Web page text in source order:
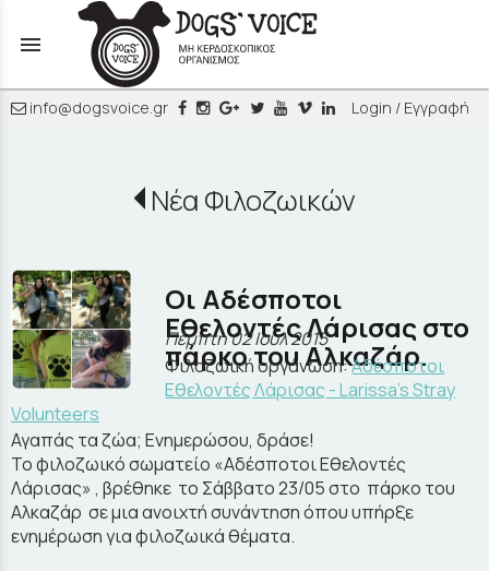
menu
info@dogsvoice.gr Login / Εγγραφή
Νέα Φιλοζωικών
Οι Αδέσποτοι
Εθελοντές Λάρισας στο
πάρκο του Αλκαζάρ.
Πέμπτη 02 Ιουλ 2015
Φιλοζωική οργάνωση:Αδέσποτοι
Εθελοντές Λάρισας - Larissa's Stray
Volunteers
Αγαπάς τα ζώα; Ενημερώσου, δράσε!
Το φιλοζωικό σωματείο «Αδέσποτοι Εθελοντές
Λάρισας» , βρέθηκε το Σάββατο 23/05 στο πάρκο του
Αλκαζάρ σε μια ανοιχτή συνάντηση όπου υπήρξε
ενημέρωση για φιλοζωικά θέματα.